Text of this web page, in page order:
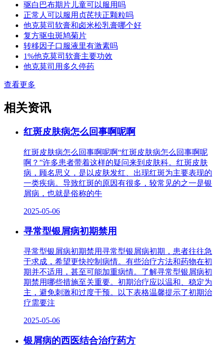
驱白巴布期片儿童可以服用吗
正常人可以服用贞芪扶正颗粒吗
他克莫司软膏和卤米松乳膏哪个好
复方驱虫斑鸠菊片
转移因子口服液里有激素吗
1%他克莫司软膏主要功效
他克莫司用多久停药
查看更多
相关资讯
红斑皮肤病怎么回事啊呢啊
红斑皮肤病怎么回事啊呢啊“红斑皮肤病怎么回事啊呢
啊？”许多患者带着这样的疑问来到皮肤科。红斑皮肤
病，顾名思义，是以皮肤发红、出现红斑为主要表现的
一类疾病。导致红斑的原因有很多，较常见的之一是银
屑病，也就是俗称的牛
2025-05-06
寻常型银屑病初期禁用
寻常型银屑病初期禁用寻常型银屑病初期，患者往往急
于求成，希望更快控制病情。有些治疗方法和药物在初
期并不适用，甚至可能加重病情。了解寻常型银屑病初
期禁用哪些措施至关重要。初期治疗应以温和、稳定为
主，避免刺激和过度干预。以下表格温馨提示了初期治
疗需要注
2025-05-06
银屑病的西医结合治疗药方